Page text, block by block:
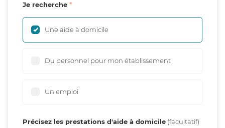
Je recherche
Une aide à domicile
Du personnel pour mon établissement
Un emploi
Précisez les prestations d'aide à domicile